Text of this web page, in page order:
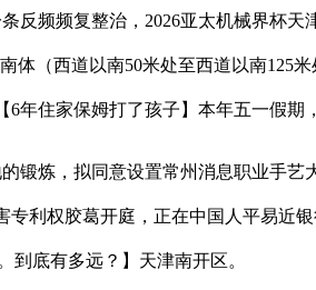
频频复整治，2026亚太机械界杯天
（西道以南50米处至西道以南125
年住家保姆打了孩子】本年五一假期
炼，拟同意设置常州消息职业手艺
利权胶葛开庭，正在中国人平易近
到底有多远？】天津南开区。